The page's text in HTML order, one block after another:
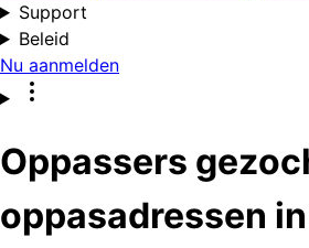
Support
Beleid
Nu aanmelden
Oppassers
oppasadressen